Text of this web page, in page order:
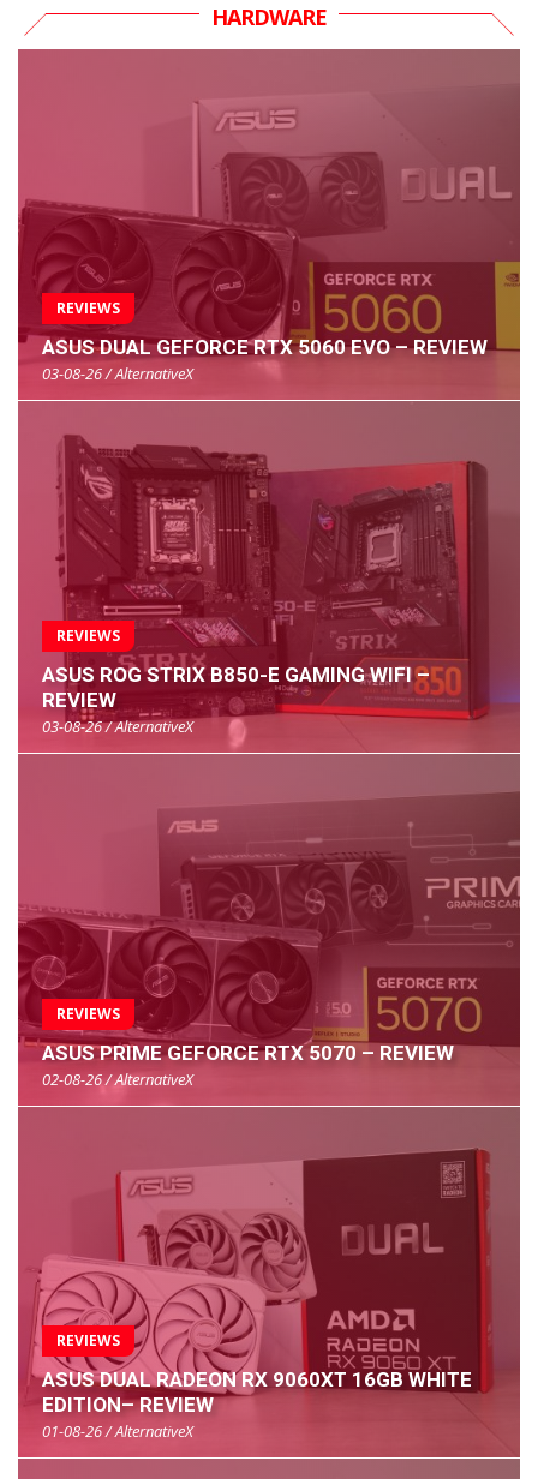
HARDWARE
REVIEWS
ASUS DUAL GEFORCE RTX 5060 EVO – REVIEW
03-08-26 / AlternativeX
REVIEWS
ASUS ROG STRIX B850-E GAMING WIFI –
REVIEW
03-08-26 / AlternativeX
REVIEWS
ASUS PRIME GEFORCE RTX 5070 – REVIEW
02-08-26 / AlternativeX
REVIEWS
ASUS DUAL RADEON RX 9060XT 16GB WHITE
EDITION– REVIEW
01-08-26 / AlternativeX